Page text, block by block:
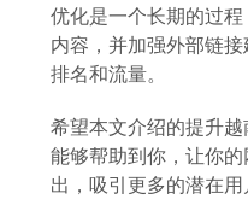
优化是一个长期的过
内容，并加强外部链
排名和流量。
希望本文介绍的提升
能够帮助到你，让你
出，吸引更多的潜在用